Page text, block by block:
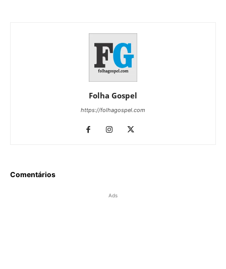
Folha Gospel
https://folhagospel.com
Comentários
Ads